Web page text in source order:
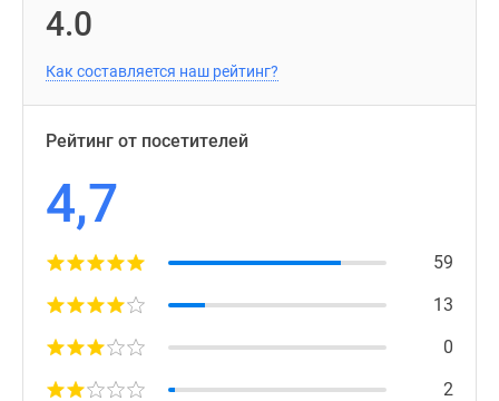
4.0
Как составляется наш рейтинг?
Рейтинг от посетителей
4,7
59
13
0
2